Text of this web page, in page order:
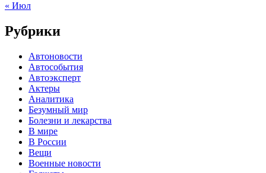
« Июл
Рубрики
Автоновости
Автособытия
Автоэксперт
Актеры
Аналитика
Безумный мир
Болезни и лекарства
В мире
В России
Вещи
Военные новости